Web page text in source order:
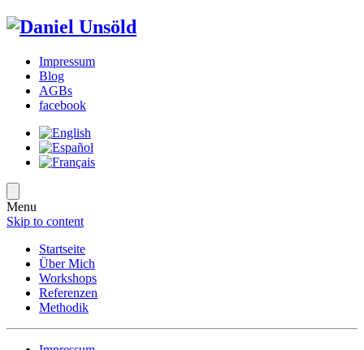
Impressum
Blog
AGBs
facebook
Menu
Skip to content
Startseite
Über Mich
Workshops
Referenzen
Methodik